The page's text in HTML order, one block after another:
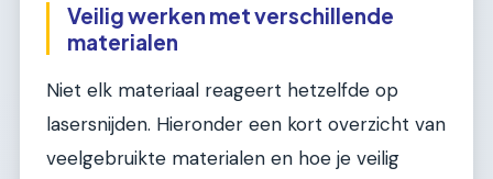
Veilig werken met verschillende
materialen
Niet elk materiaal reageert hetzelfde op
lasersnijden. Hieronder een kort overzicht van
veelgebruikte materialen en hoe je veilig